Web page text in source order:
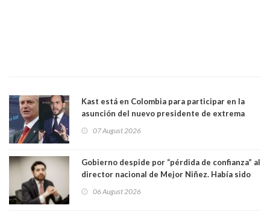
Kast está en Colombia para participar en la
asunción del nuevo presidente de extrema
07 August 2026
Gobierno despide por “pérdida de confianza” al
director nacional de Mejor Niñez. Había sido
06 August 2026